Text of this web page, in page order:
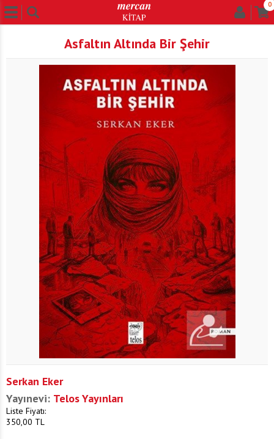
0
Asfaltın Altında Bir Şehir
Serkan Eker
Yayınevi: Telos Yayınları
Liste Fiyatı:
350,00 TL